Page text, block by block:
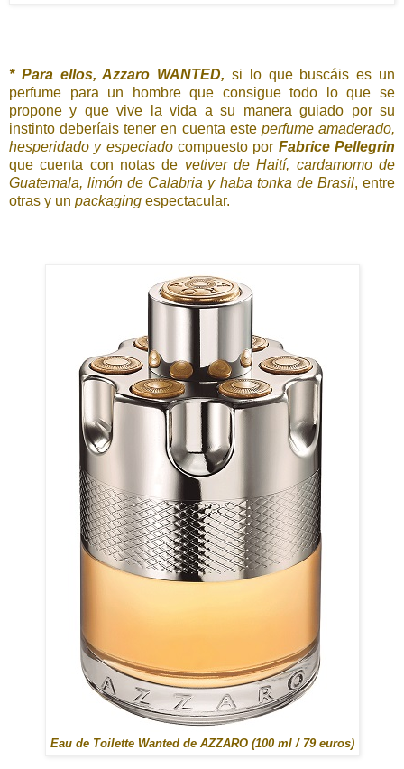
* Para ellos, Azzaro WANTED, si lo que buscáis es un
perfume para un hombre que consigue todo lo que se
propone y que vive la vida a su manera guiado por su
instinto deberíais tener en cuenta este perfume amaderado,
hesperidado y especiadocompuesto por Fabrice Pellegrin
que cuenta con notas de vetiver de Haití, cardamomo de
Guatemala, limón de Calabria y haba tonka de Brasil, entre
otras y un packaging espectacular.
Eau de Toilette Wanted de AZZARO (100 ml / 79 euros)